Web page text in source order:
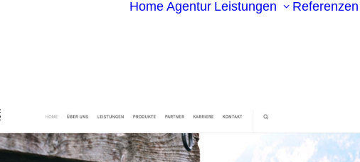
Home Agentur Leistungen Referenzen